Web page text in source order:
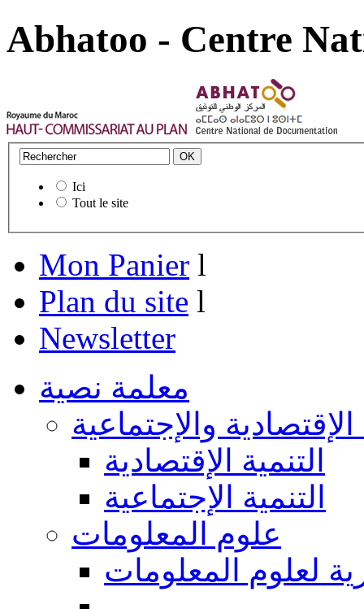
Abhatoo - Centre
Ici
Tout le site
Mon Panier l
Plan du site l
Newsletter
معلمة نصية
الإقتصادية والإجتماعية
التنمية الإقتصادية
التنمية الإجتماعية
علوم المعلومات
لعلوم المعلومات